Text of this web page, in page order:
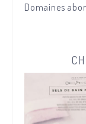
Domaines